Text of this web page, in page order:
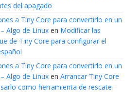
del apagado
a Tiny Core para convertirlo en un
Algo de Linuxen Modificar las
de Tiny Core para configurar el
a Tiny Core para convertirlo en un
Algo de Linuxen Arrancar Tiny Core
como herramienta de rescate